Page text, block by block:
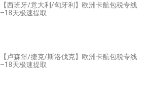
【西班牙/意大利/匈牙利】欧洲卡航包税专线
–18天极速提取
【卢森堡/捷克/斯洛伐克】欧洲卡航包税专线
–18天极速提取